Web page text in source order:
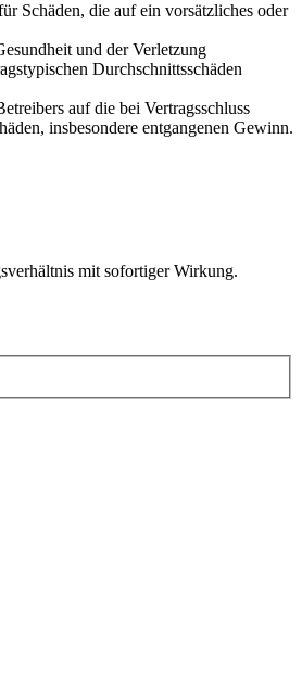
Schäden, die auf ein vorsätzliches oder
und der Verletzung
Durchschnittsschäden
auf die bei Vertragsschluss
insbesondere entgangenen Gewinn.
mit sofortiger Wirkung.